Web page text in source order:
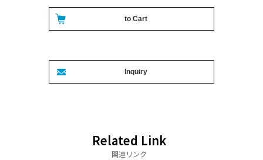
Related Link
関連リンク